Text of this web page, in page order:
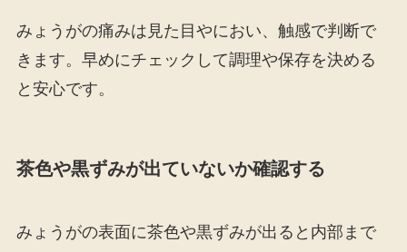
みょうがの痛みは見た目やにおい、触感で判断で
きます。早めにチェックして調理や保存を決める
と安心です。
茶色や黒ずみが出ていないか確認する
みょうがの表面に茶色や黒ずみが出ると内部まで